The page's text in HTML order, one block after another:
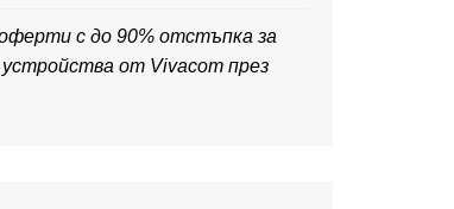
с до 90% отстъпка за
от Vivacom през